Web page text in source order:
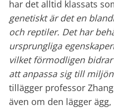
har det alltid klassats
genetiskt är det en
och reptiler. Det har
ursprungliga
vilket förmodligen
att anpassa sig till
tillägger professor
även om den lägger